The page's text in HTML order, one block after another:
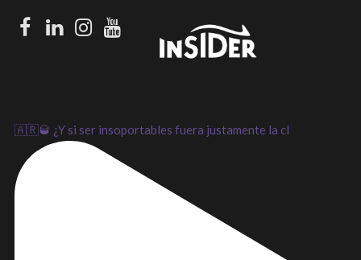
Facebook
LinkedIn
Instagram
Youtube
🇦🇷🥃 ¿Y si ser insoportables fuera justamente la cl